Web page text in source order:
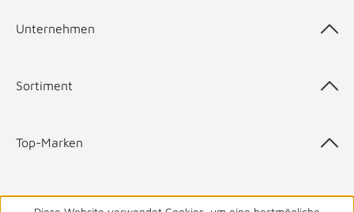
Unternehmen
Sortiment
Top-Marken